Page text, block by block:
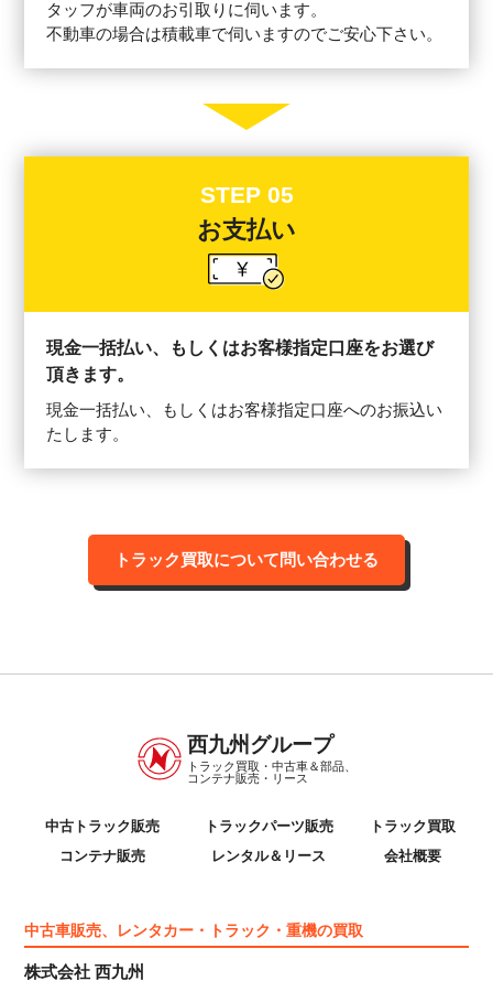
タッフが車両のお引取りに伺います。
不動車の場合は積載車で伺いますのでご安心下さい。
STEP 05
お支払い
現金一括払い、もしくはお客様指定口座をお選び
頂きます。
現金一括払い、もしくはお客様指定口座へのお振込い
たします。
トラック買取について問い合わせる
西九州グループ
トラック買取・中古車＆部品、
コンテナ販売・リース
中古トラック販売 トラックパーツ販売
トラック買取
コンテナ販売
レンタル＆リース 会社概要
中古車販売、レンタカー・トラック・重機の買取
株式会社 西九州